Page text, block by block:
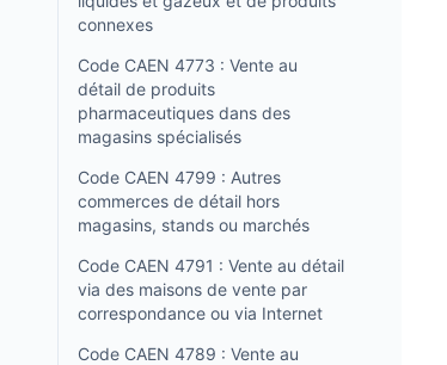
connexes
Code CAEN 4773 : Vente au
détail de produits
pharmaceutiques dans des
magasins spécialisés
Code CAEN 4799 : Autres
commerces de détail hors
magasins, stands ou marchés
Code CAEN 4791 : Vente au détail
via des maisons de vente par
correspondance ou via Internet
Code CAEN 4789 : Vente au